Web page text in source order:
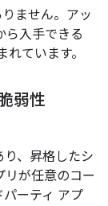
ません。アッ
ら入手できる
ています。
弱性
、昇格したシ
リが任意のコー
パーティ アプ